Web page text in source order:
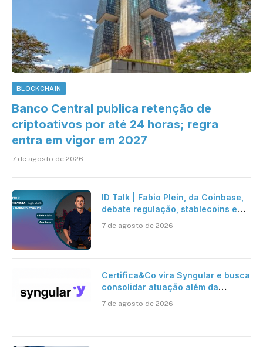
BLOCKCHAIN
Banco Central publica retenção de
criptoativos por até 24 horas; regra
entra em vigor em 2027
7 de agosto de 2026
ID Talk | Fabio Plein, da Coinbase,
debate regulação, stablecoins e
7 de agosto de 2026
Certifica&Co vira Syngular e busca
consolidar atuação além da
7 de agosto de 2026